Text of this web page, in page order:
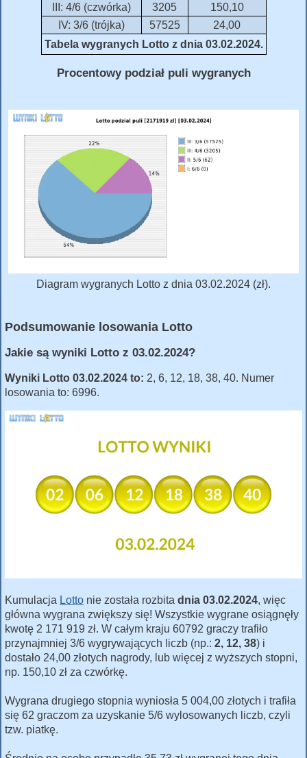
III: 4/6 (czwórka)
3205
150,10
IV: 3/6 (trójka)
57525
24,00
Tabela wygranych Lotto z dnia 03.02.2024.
Procentowy podział puli wygranych
Diagram wygranych Lotto z dnia 03.02.2024 (zł).
Podsumowanie losowania Lotto
Jakie są wyniki Lotto z 03.02.2024?
Wyniki Lotto 03.02.2024 to: 2, 6, 12, 18, 38, 40. Numer
losowania to: 6996.
Kumulacja Lotto nie została rozbita dnia 03.02.2024, więc
główna wygrana zwiększy się! Wszystkie wygrane osiągnęły
kwotę 2 171 919 zł. W całym kraju 60792 graczy trafiło
przynajmniej 3/6 wygrywających liczb (np.: 2, 12, 38) i
dostało 24,00 złotych nagrody, lub więcej z wyższych stopni,
np. 150,10 zł za czwórkę.
Wygrana drugiego stopnia wyniosła 5 004,00 złotych i trafiła
się 62 graczom za uzyskanie 5/6 wylosowanych liczb, czyli
tzw. piatkę.